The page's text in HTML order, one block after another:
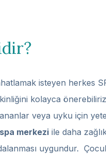
isteyen herkes
kolayca
veya uyku için
spa merkezi ile daha
uygundur.